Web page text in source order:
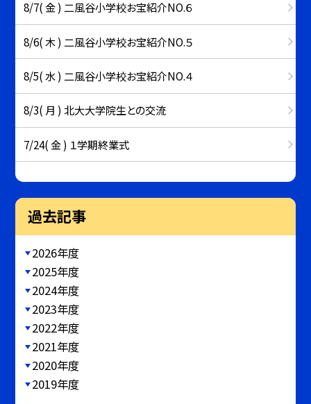
8/7( 金 ) 二風谷小学校お宝紹介NO.６
8/6( 木 ) 二風谷小学校お宝紹介NO.５
8/5( 水 ) 二風谷小学校お宝紹介NO.４
8/3( 月 ) 北大大学院生との交流
7/24( 金 ) １学期終業式
過去記事
2026年度
2025年度
2024年度
2023年度
2022年度
2021年度
2020年度
2019年度